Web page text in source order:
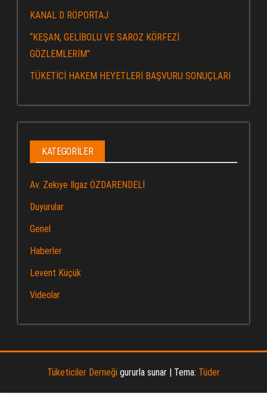
KANAL D RÖPORTAJ
“KEŞAN, GELİBOLU VE SAROZ KÖRFEZİ
GÖZLEMLERİM”
TÜKETİCİ HAKEM HEYETLERİ BAŞVURU SONUÇLARI
KATEGORILER
Av. Zekiye Ilgaz ÖZDARENDELİ
Duyurular
Genel
Haberler
Levent Küçük
Videolar
Tüketiciler Derneği gururla sunar | Tema: Tüder